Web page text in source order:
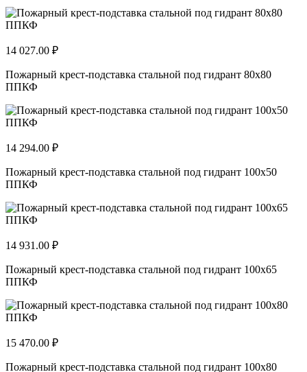
14 027.00 ₽
Пожарный крест-подставка стальной под гидрант 80х80
ППКФ
14 294.00 ₽
Пожарный крест-подставка стальной под гидрант 100х50
ППКФ
14 931.00 ₽
Пожарный крест-подставка стальной под гидрант 100х65
ППКФ
15 470.00 ₽
Пожарный крест-подставка стальной под гидрант 100х80